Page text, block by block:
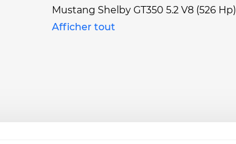
Mustang Shelby GT350 5.2 V8 (526 Hp)
Afficher tout